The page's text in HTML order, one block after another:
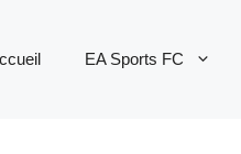
EA Sports FC